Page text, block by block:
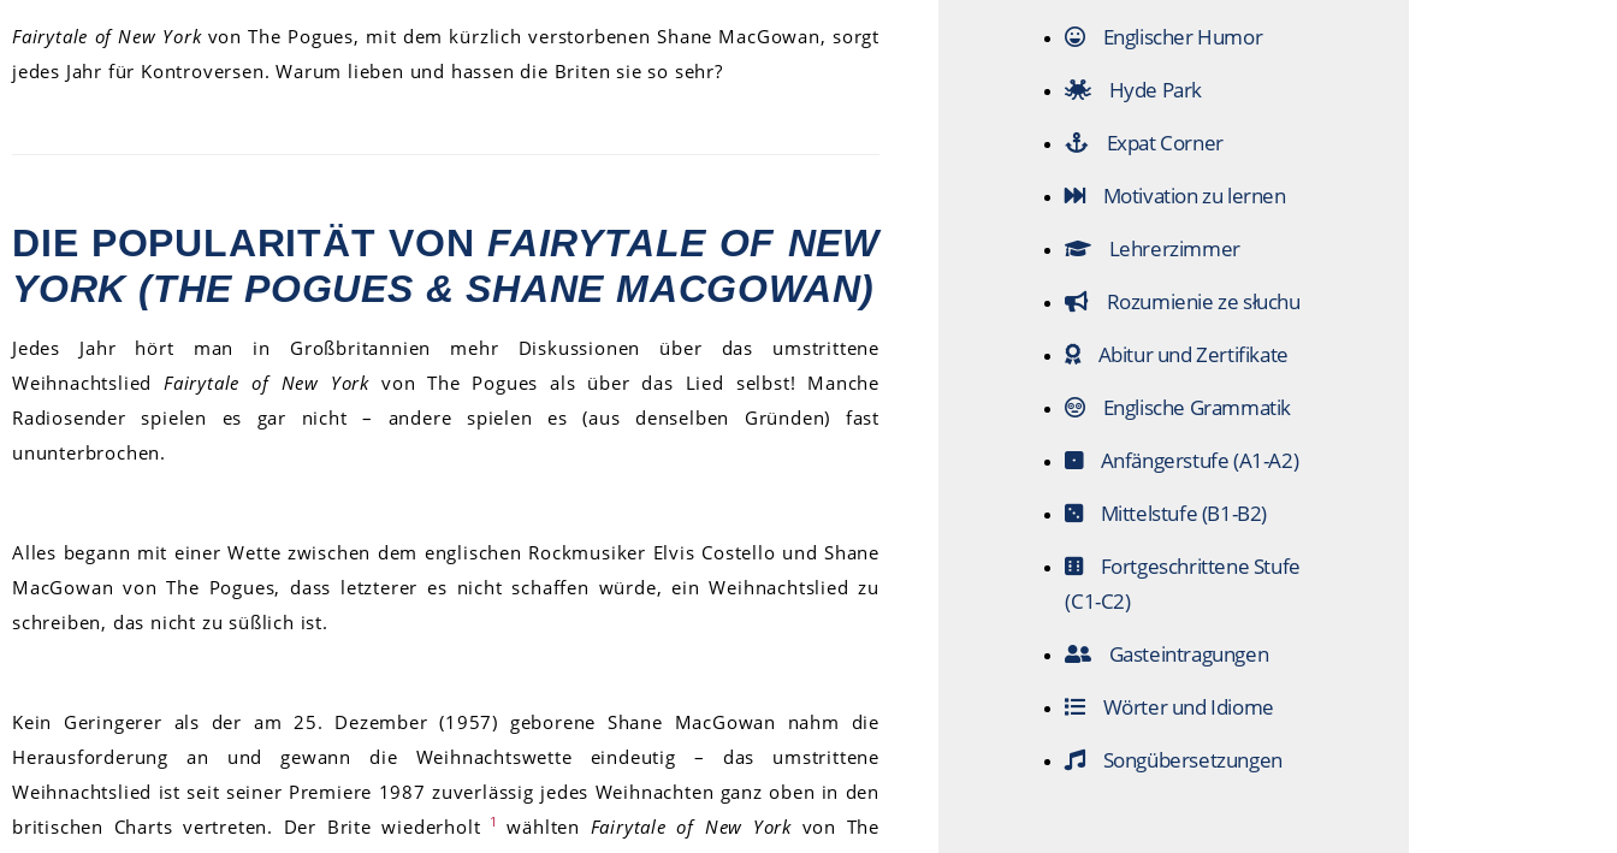
Fairytale of New York von The Pogues, mit dem kürzlich verstorbenen Shane MacGowan, sorgt
jedes Jahr für Kontroversen. Warum lieben und hassen die Briten sie so sehr?
DIE POPULARITÄT VON FAIRYTALE OF NEW
YORK (THE POGUES & SHANE MACGOWAN)
Jedes Jahr hört man in Großbritannien mehr Diskussionen über das umstrittene
Weihnachtslied Fairytale of New York von The Pogues als über das Lied selbst! Manche
Radiosender spielen es gar nicht – andere spielen es (aus denselben Gründen) fast
ununterbrochen.
Alles begann mit einer Wette zwischen dem englischen Rockmusiker Elvis Costello und Shane
MacGowan von The Pogues, dass letzterer es nicht schaffen würde, ein Weihnachtslied zu
schreiben, das nicht zu süßlich ist.
Kein Geringerer als der am 25. Dezember (1957) geborene Shane MacGowan nahm die
Herausforderung an und gewann die Weihnachtswette eindeutig – das umstrittene
Weihnachtslied ist seit seiner Premiere 1987 zuverlässig jedes Weihnachten ganz oben in den
britischen Charts vertreten. Der Brite wiederholt 1 wählten Fairytale of New Yorkvon The
Englischer Humor
Hyde Park
Expat Corner
Motivation zu lernen
Lehrerzimmer
Rozumienie ze słuchu
Abitur und Zertifikate
Englische Grammatik
Anfängerstufe (A1-A2)
Mittelstufe (B1-B2)
Fortgeschrittene Stufe
(C1-C2)
Gasteintragungen
Wörter und Idiome
Songübersetzungen